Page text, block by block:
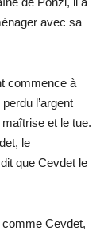
avec sa
commence à
l’argent
et le tue.
le
que Cevdet le
comme Cevdet,